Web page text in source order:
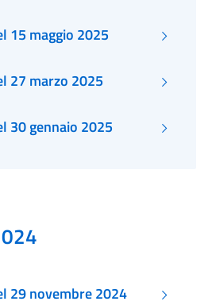
15 maggio 2025
27 marzo 2025
30 gennaio 2025
29 novembre 2024